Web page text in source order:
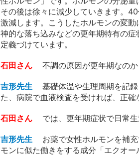
その後は徐々に減少していきます。
激減します。こうしたホルモンの変
神的な落ち込みなどの更年期特有の
定義づけています。
石田さん 不調の原因が更年期なの
吉形先生
基礎体温や生理周期を記
た、病院で血液検査を受ければ、正確
石田さん では、更年期症状で日常
吉形先生
お薬で女性ホルモンを補
モンに似た働きをする成分「エクオ